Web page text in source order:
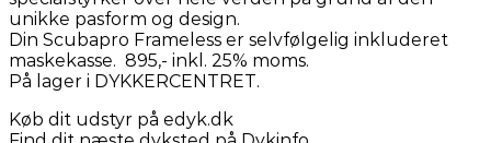
unikke pasform og design.
Din Scubapro Frameless er selvfølgelig inkluderet
maskekasse. 895,- inkl. 25% moms.
På lager i DYKKERCENTRET.
Køb dit udstyr på edyk.dk